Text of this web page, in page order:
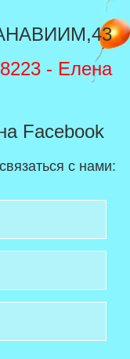
- Елена
Facebook
с нами: